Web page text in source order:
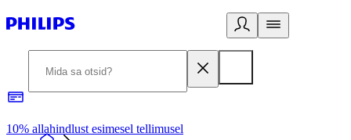
10% allahindlust esimesel tellimusel